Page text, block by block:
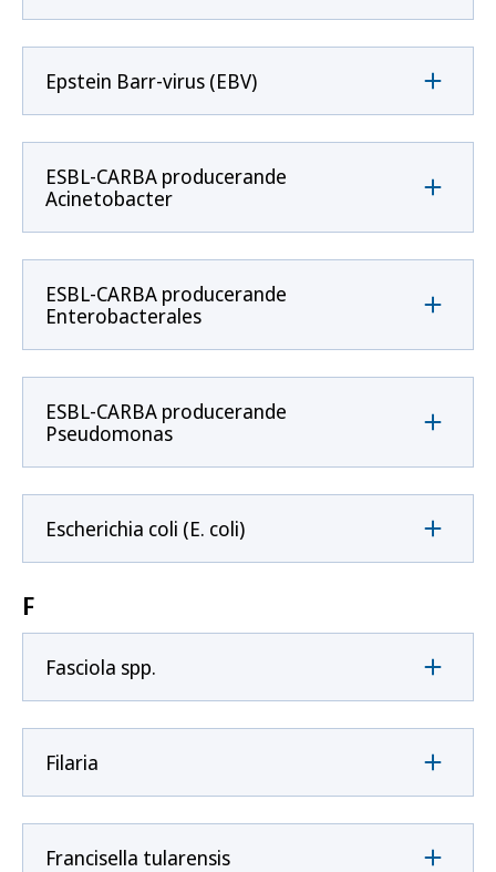
Epstein Barr-virus (EBV)
ESBL-CARBA producerande
Acinetobacter
ESBL-CARBA producerande
Enterobacterales
ESBL-CARBA producerande
Pseudomonas
Escherichia coli (E. coli)
F
Fasciola spp.
Filaria
Francisella tularensis